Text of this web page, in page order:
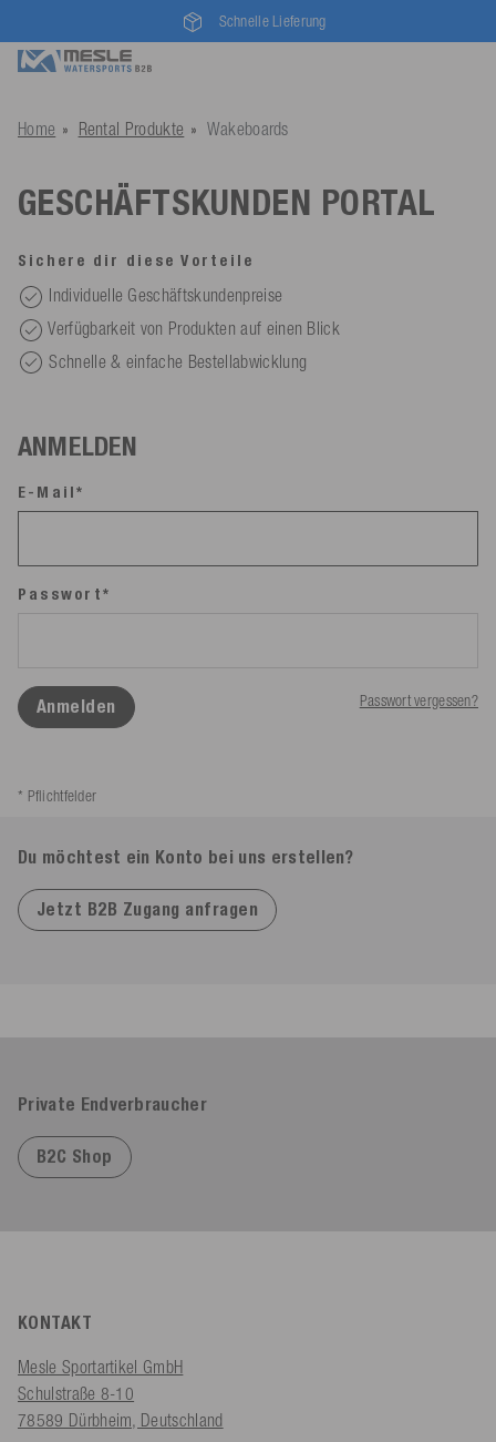
Schnelle Lieferung
Home Rental Produkte Wakeboards
GESCHÄFTSKUNDEN PORTAL
Sichere dir diese Vorteile
Individuelle Geschäftskundenpreise
Verfügbarkeit von Produkten auf einen Blick
Schnelle & einfache Bestellabwicklung
ANMELDEN
E-Mail*
Passwort*
Anmelden Passwort vergessen?
* Pflichtfelder
Du möchtest ein Konto bei uns erstellen?
Jetzt B2B Zugang anfragen
Private Endverbraucher
B2C Shop
KONTAKT
Mesle Sportartikel GmbH
Schulstraße 8-10
78589 Dürbheim, Deutschland